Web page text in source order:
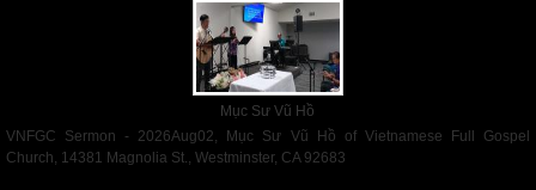
Mục Sư Vũ Hồ
VNFGC Sermon - 2026Aug02, Mục Sư Vũ Hồ of Vietnamese Full Gospel
Church, 14381 Magnolia St., Westminster, CA 92683